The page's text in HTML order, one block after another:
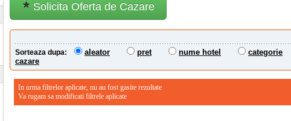
Solicita Oferta de Cazare
Sorteaza dupa: aleator pret nume hotel
categorie
cazare
In urma filtrelor aplicate, nu au fost gasite rezultate
Va rugam sa modificati filtrele aplicate